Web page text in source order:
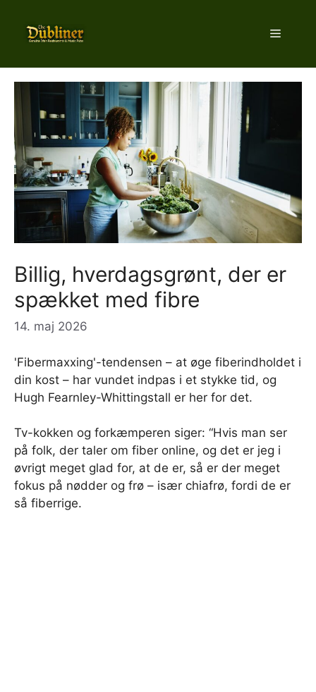
indhold
Menu
Billig, hverdagsgrønt, der er
spækket med fibre
14. maj 2026
'Fibermaxxing'-tendensen – at øge fiberindholdet i
din kost – har vundet indpas i et stykke tid, og
Hugh Fearnley-Whittingstall er her for det.
Tv-kokken og forkæmperen siger: “Hvis man ser
på folk, der taler om fiber online, og det er jeg i
øvrigt meget glad for, at de er, så er der meget
fokus på nødder og frø – især chiafrø, fordi de er
så fiberrige.